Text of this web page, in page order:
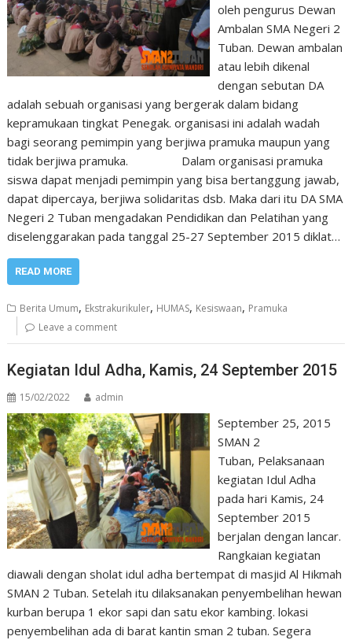
oleh pengurus Dewan
Ambalan SMA Negeri 2
Tuban. Dewan ambalan
atau lebih dikenal
dengan sebutan DA
adalah sebuah organisasi yang bergerak dalam bidang
kepramukaan tingkat Penegak. organisasi ini adalah wadah
bagi seorang pemimpin yang berjiwa pramuka maupun yang
tidak berjiwa pramuka. Dalam organisasi pramuka
siswa dapat menjadi pemimpin yang bisa bertanggung jawab,
dapat dipercaya, berjiwa solidaritas dsb. Maka dari itu DA SMA
Negeri 2 Tuban mengadakan Pendidikan dan Pelatihan yang
diselenggarakan pada tanggal 25-27 September 2015 diklat…
READ MORE
Berita Umum, Ekstrakurikuler, HUMAS, Kesiswaan, Pramuka
Leave a comment
Kegiatan Idul Adha, Kamis, 24 September 2015
15/02/2022 admin
September 25, 2015
SMAN 2
Tuban, Pelaksanaan
kegiatan Idul Adha
pada hari Kamis, 24
September 2015
berjalan dengan lancar.
Rangkaian kegiatan
diawali dengan sholat idul adha bertempat di masjid Al Hikmah
SMAN 2 Tuban. Setelah itu dilaksanakan penyembelihan hewan
kurban berupa 1 ekor sapi dan satu ekor kambing. lokasi
penyembelihan ada di barat kantin sman 2 tuban. Segera